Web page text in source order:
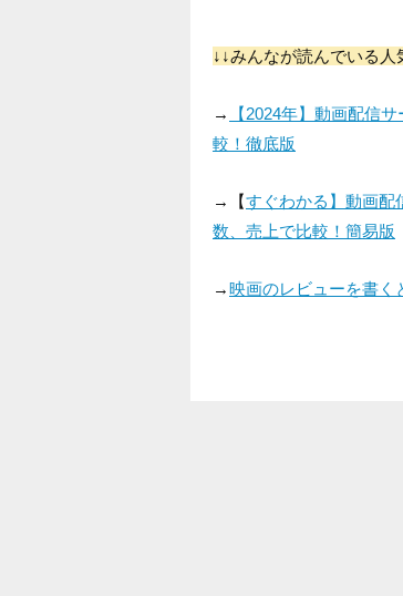
↓↓みんなが読んでいる人
→
【2024年】動画配信
較！徹底版
→【すぐわかる】動画配
数、売上で比較！簡易版
→映画のレビューを書く